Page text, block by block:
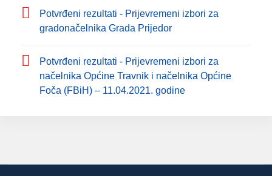
Potvrđeni rezultati - Prijevremeni izbori za
gradonačelnika Grada Prijedor
Potvrđeni rezultati - Prijevremeni izbori za
načelnika Općine Travnik i načelnika Općine
Foča (FBiH) – 11.04.2021. godine